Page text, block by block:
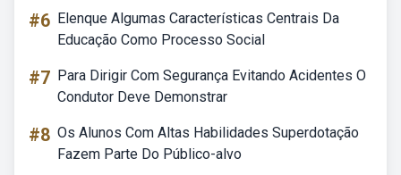
#6 Elenque Algumas Características Centrais Da
Educação Como Processo Social
#7 Para Dirigir Com Segurança Evitando Acidentes O
Condutor Deve Demonstrar
#8 Os Alunos Com Altas Habilidades Superdotação
Fazem Parte Do Público-alvo